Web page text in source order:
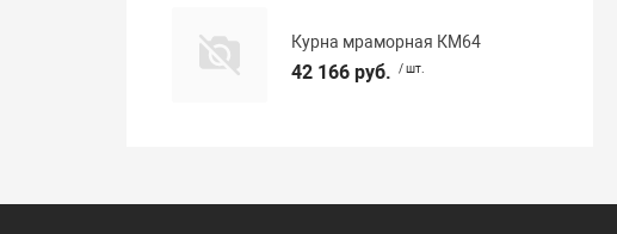
Курна мраморная КМ64
42 166 руб. / шт.